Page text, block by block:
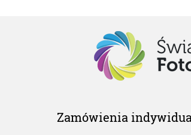
Zamówienia